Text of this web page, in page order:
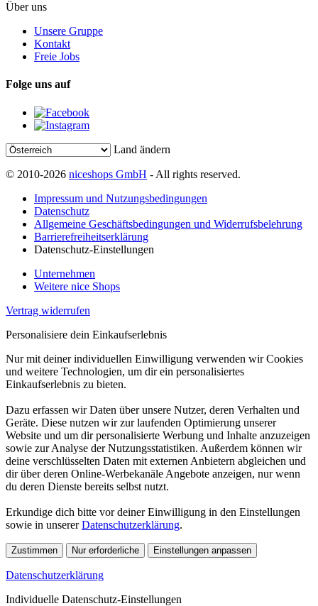
Über uns
Unsere Gruppe
Kontakt
Freie Jobs
Folge uns auf
Land ändern
© 2010-2026 niceshops GmbH - All rights reserved.
Impressum und Nutzungsbedingungen
Datenschutz
Allgemeine Geschäftsbedingungen und Widerrufsbelehrung
Barrierefreiheitserklärung
Datenschutz-Einstellungen
Unternehmen
Weitere nice Shops
Vertrag widerrufen
Personalisiere dein Einkaufserlebnis
Nur mit deiner individuellen Einwilligung verwenden wir Cookies
und weitere Technologien, um dir ein personalisiertes
Einkaufserlebnis zu bieten.
Dazu erfassen wir Daten über unsere Nutzer, deren Verhalten und
Geräte. Diese nutzen wir zur laufenden Optimierung unserer
Website und um dir personalisierte Werbung und Inhalte anzuzeigen
sowie zur Analyse der Nutzungsstatistiken. Außerdem können wir
deine verschlüsselten Daten mit externen Anbietern abgleichen und
dir über deren Online-Werbekanäle Angebote anzeigen, nur wenn
du deren Dienste bereits selbst nutzt.
Erkundige dich bitte vor deiner Einwilligung in den Einstellungen
sowie in unsererDatenschutzerklärung.
Zustimmen Nur erforderliche Einstellungen anpassen
Datenschutzerklärung
Individuelle Datenschutz-Einstellungen